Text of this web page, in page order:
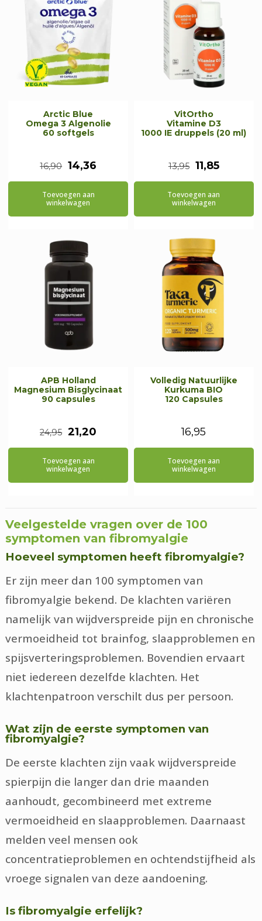
Arctic Blue
Omega 3 Algenolie
60 softgels
16,90 Oorspronkelijke
prijs
was:
14,36
prijs
Toevoegen aan
winkelwagen
VitOrtho
Vitamine D3
1000 IE druppels (20 ml)
13,95
prijs
was:
11,85Huidige
prijs
Toevoegen aan
winkelwagen
APB Holland
Magnesium Bisglycinaat
90 capsules
24,95 Oorspronkelijke
prijs
was:
21,20
prijs
Toevoegen aan
winkelwagen
Volledig Natuurlijke
Kurkuma BIO
120 Capsules
16,95
Toevoegen aan
winkelwagen
Veelgestelde vragen over de 100
symptomen van fibromyalgie
Hoeveel symptomen heeft fibromyalgie?
Er zijn meer dan 100 symptomen van
fibromyalgie bekend. De klachten variëren
namelijk van wijdverspreide pijn en chronische
vermoeidheid tot brainfog, slaapproblemen en
spijsverteringsproblemen. Bovendien ervaart
niet iedereen dezelfde klachten. Het
klachtenpatroon verschilt dus per persoon.
Wat zijn de eerste symptomen van
fibromyalgie?
De eerste klachten zijn vaak wijdverspreide
spierpijn die langer dan drie maanden
aanhoudt, gecombineerd met extreme
vermoeidheid en slaapproblemen. Daarnaast
melden veel mensen ook
concentratieproblemen en ochtendstijfheid als
vroege signalen van deze aandoening.
Is fibromyalgie erfelijk?